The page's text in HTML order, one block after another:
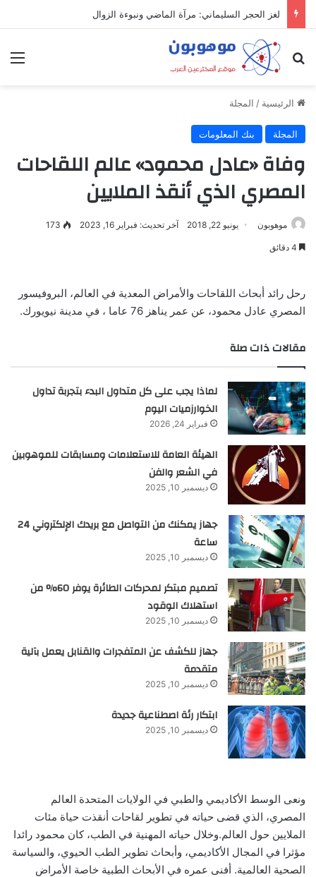
لغز الحجر السليماني: مرآة الماضي ونبوءة الزوال
بحث عن
الرئيسية / المجلة
المجلة بنك المعلومات
وفاة «عادل محمود» عالم اللقاحات
المصري الذي أنقذ الملايين
موهوبون يونيو 22, 2018 آخر تحديث: فبراير 16, 2023 173
رحل رائد أبحاث اللقاحات والأمراض المعدية في العالم، البروفيسور
المصري عادل محمود، عن عمر يناهز 76 عاما ، في مدينة نيويورك.
مقالات ذات صلة
لماذا يجب على كل متداول البدء بتجربة تداول
الخوارزميات اليوم
فبراير 24, 2026
الهيئة العامة للاستعلامات ومسابقات للموهوبين
في الشعر والفن
ديسمبر 10, 2025
جهاز يمكنك من التواصل مع بريدك الإلكتروني 24
ساعة
ديسمبر 10, 2025
تصميم مبتكر لمحركات الطائرة يوفر 60% من
استهلاك الوقود
ديسمبر 10, 2025
جهاز للكشف عن المتفجرات والقنابل يعمل بآلية
متقدمة
ديسمبر 10, 2025
ابتكار رئة اصطناعية جديدة
ديسمبر 10, 2025
ونعى الوسط الأكاديمي والطبي في الولايات المتحدة العالم
المصري، الذي قضى حياته في تطوير لقاحات أنقذت حياة مئات
الملايين حول العالم.وخلال حياته المهنية في الطب، كان محمود رائدا
مؤثرا في المجال الأكاديمي، وأبحاث تطوير الطب الحيوي، والسياسة
الصحية العالمية. أفنى عمره في الأبحاث الطبية خاصة الأمراض